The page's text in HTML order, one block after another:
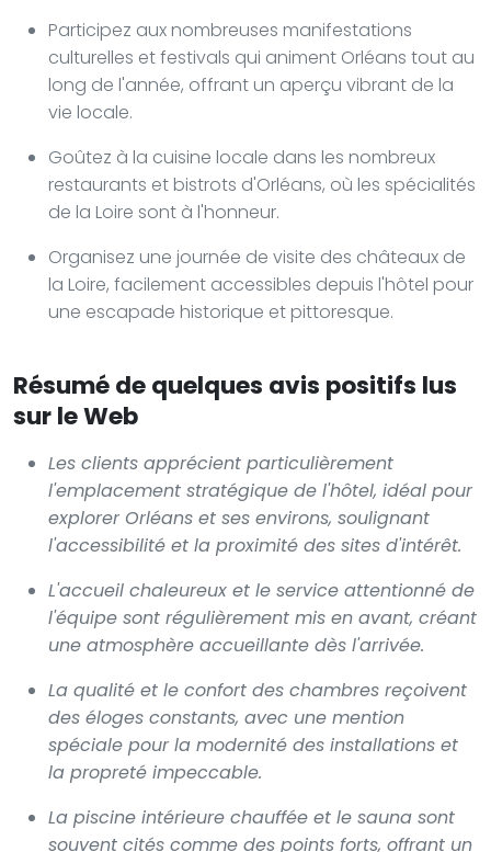
Participez aux nombreuses manifestations
culturelles et festivals qui animent Orléans tout au
long de l'année, offrant un aperçu vibrant de la
vie locale.
Goûtez à la cuisine locale dans les nombreux
restaurants et bistrots d'Orléans, où les spécialités
de la Loire sont à l'honneur.
Organisez une journée de visite des châteaux de
la Loire, facilement accessibles depuis l'hôtel pour
une escapade historique et pittoresque.
Résumé de quelques avis positifs lus
sur le Web
Les clients apprécient particulièrement
l'emplacement stratégique de l'hôtel, idéal pour
explorer Orléans et ses environs, soulignant
l'accessibilité et la proximité des sites d'intérêt.
L'accueil chaleureux et le service attentionné de
l'équipe sont régulièrement mis en avant, créant
une atmosphère accueillante dès l'arrivée.
La qualité et le confort des chambres reçoivent
des éloges constants, avec une mention
spéciale pour la modernité des installations et
la propreté impeccable.
La piscine intérieure chauffée et le sauna sont
souvent cités comme des points forts, offrant un